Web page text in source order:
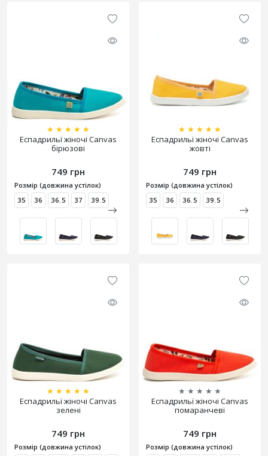
★ ★ ★ ★ ★
Еспадрильї жіночі Canvas
бірюзові
749 грн
Розмір (довжина устілок)
35
36 36.5 37 39.5
★ ★ ★ ★ ★
Еспадрильї жіночі Canvas
жовті
749 грн
Розмір (довжина устілок)
35
36 36.5 39.5
★ ★ ★ ★ ★
Еспадрильї жіночі Canvas
зелені
749 грн
Розмір (довжина устілок)
★ ★ ★ ★ ★
Еспадрильї жіночі Canvas
помаранчеві
749 грн
Розмір (довжина устілок)